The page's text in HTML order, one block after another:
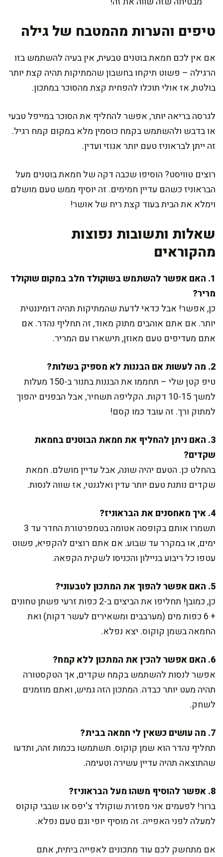
טיפים והערות מהמטבח של גילה
אם אין לכם חמאת בוטנים טבעית, אין בעיה להשתמש בזו
הרגילה – פשוט תיקחו בחשבון שהמתיקות תהיה קצת יותר
בולטת, אז אולי תוכלו להפחית קצת מהסוכר במתכון.
לגרסה בריאה יותר, אפשר להחליף את הסוכר במייפל טבעי
או בדבש ולהשתמש בקמח כוסמין מלא במקום קמח רגיל.
זה ייתן לבראוניז טעם יותר אגוזי ועדין.
רוצים טוויסט? הוסיפו שכבה דקה של חמאת בוטנים מעל
הבראוניז כשהם עדיין חמימים. זה יוסיף ממש טעם מושלם
וימלא את הבית בעוד קצת ריח של אושר!
שאלות ותשובות נפוצות
מהקוראים
1. האם אפשר להשתמש בשוקולד חלב במקום שוקולד
מריר?
כן, אפשר! אבל כדאי לדעת שהמתיקות תהיה דומיננטית
יותר. אם אתם אוהבים מתוק מאוד, זה תחליף נהדר. אם
אתם מעדיפים טעם מאוזן, תישארו עם המריר.
2. מה לעשות אם הבננות לא מספיק בשלות?
טיפ קטן שלי – תחממו את הבננות בתנור ב-150 מעלות
למשך 10-15 דקות. הקליפה תשחיר, אבל הבפנים יהפוך
למתוק ורך. זה עובד כמו קסם!
3. האם ניתן להחליף את חמאת הבוטנים בחמאת
שקדים?
בהחלט כן. הטעם יהיה שונה, אבל עדיין מושלם. חמאת
שקדים נותנת טעם יותר עדין ואלגנטי, אז שווה לנסות.
4. איך מאחסנים את הבראוניז?
תשמרו אותם בקופסה אטומה בטמפרטורת החדר עד 3
ימים, או במקרר עד שבוע. אם אתם רוצים להקפיא, פשוט
עטפו כל ריבוע בניילון והכניסו לשקית הקפאה.
5. האם אפשר להפוך את המתכון לטבעוני?
כן, כמובן! תחליפו את הביצים ב-2 כפות זרעי פשתן טחונים
+ 6 כפות מים (מערבבים ומשאירים לעשר דקות) ואת
החמאה בשמן קוקוס. יצא נפלא.
6. האם אפשר להכין את המתכון ללא קמח?
אפשר לנסות להשתמש בקמח שקדים, אך הטקסטורה
תהיה מעט יותר כבדה. המתכון הזה גמיש, ואתם מוזמנים
לשחק.
7. מה עושים כשאין לי חמאה בבית?
תחליף נהדר הוא שמן קוקוס. תשתמשו בכמות זהה, ותדעו
שהתוצאה תהיה עדיין עשירה וטעימה.
8. אפשר להוסיף משהו מעל הבראוניז?
ברור! לפעמים אני מפזרת שוקולד צ'יפס או שבבי קוקוס
למעלה לפני האפייה. זה מוסיף יופי וגם טעם נפלא.
אם מתחשק לכם עוד מתכונים לאפייה ביתית, אתם